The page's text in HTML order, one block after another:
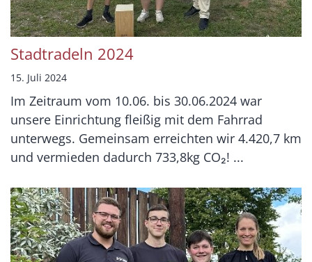
Stadtradeln 2024
15. Juli 2024
Im Zeitraum vom 10.06. bis 30.06.2024 war
unsere Einrichtung fleißig mit dem Fahrrad
unterwegs. Gemeinsam erreichten wir 4.420,7 km
und vermieden dadurch 733,8kg CO₂! ...